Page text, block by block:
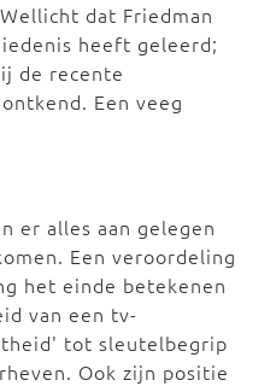
dat Friedman
heeft geleerd;
de recente
Een veeg
er alles aan gelegen
Een veroordeling
het einde betekenen
van een tv-
tot sleutelbegrip
Ook zijn positie